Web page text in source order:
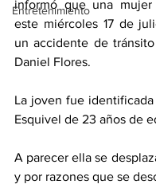
Entretenimiento
informó que una
este miércoles 17 de
un accidente de
Daniel Flores.
La joven fue
Esquivel de 23 años de
A parecer ella se
y por razones que se